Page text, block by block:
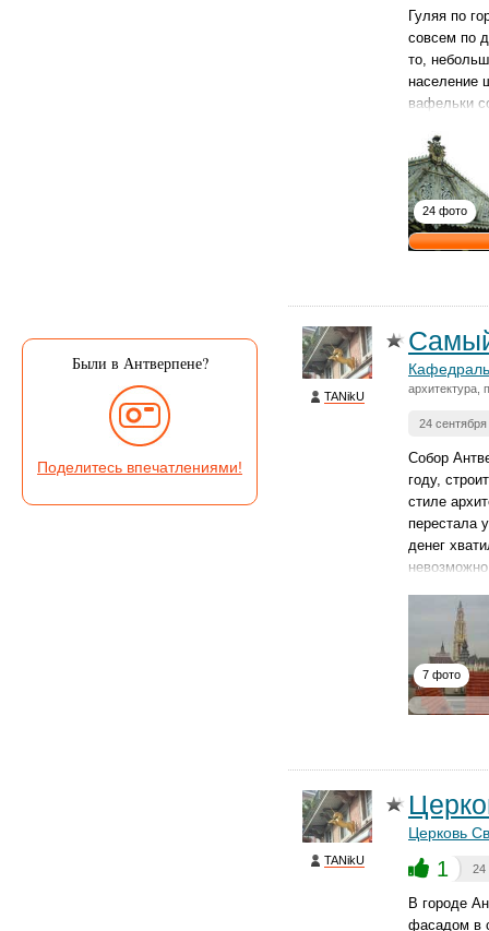
Были в Антверпене?
Поделитесь впечатлениями!
Гуляя по
совсем по
то,
население
вафельки
24 фото
TANikU
архитектура,
24
Собор
году,
стиле
перестала
денег
7 фото
TANikU
Церковь
1 24
В городе
фасадом в